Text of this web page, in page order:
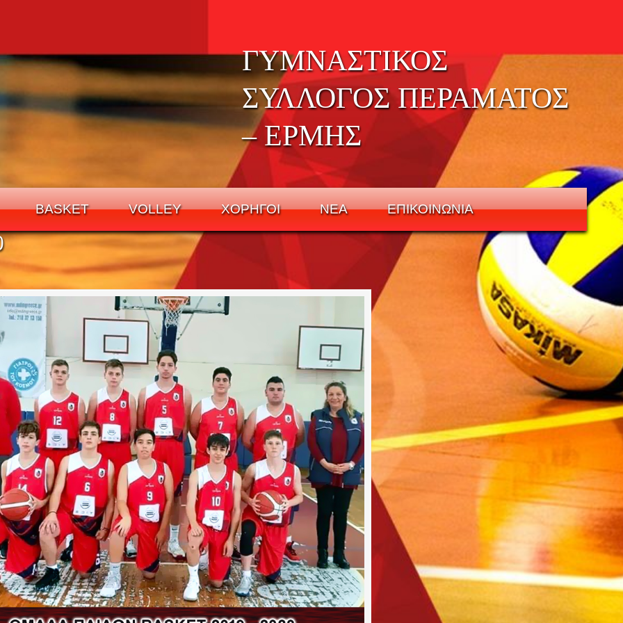
ΓΥΜΝΑΣΤΙΚΟΣ
ΣΥΛΛΟΓΟΣ ΠΕΡΑΜΑΤΟΣ
– ΕΡΜΗΣ
BASKET VOLLEY ΧΟΡΗΓΟΙ ΝΕΑ ΕΠΙΚΟΙΝΩΝΙΑ